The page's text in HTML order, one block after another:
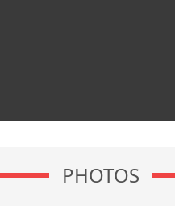
PHOTOS